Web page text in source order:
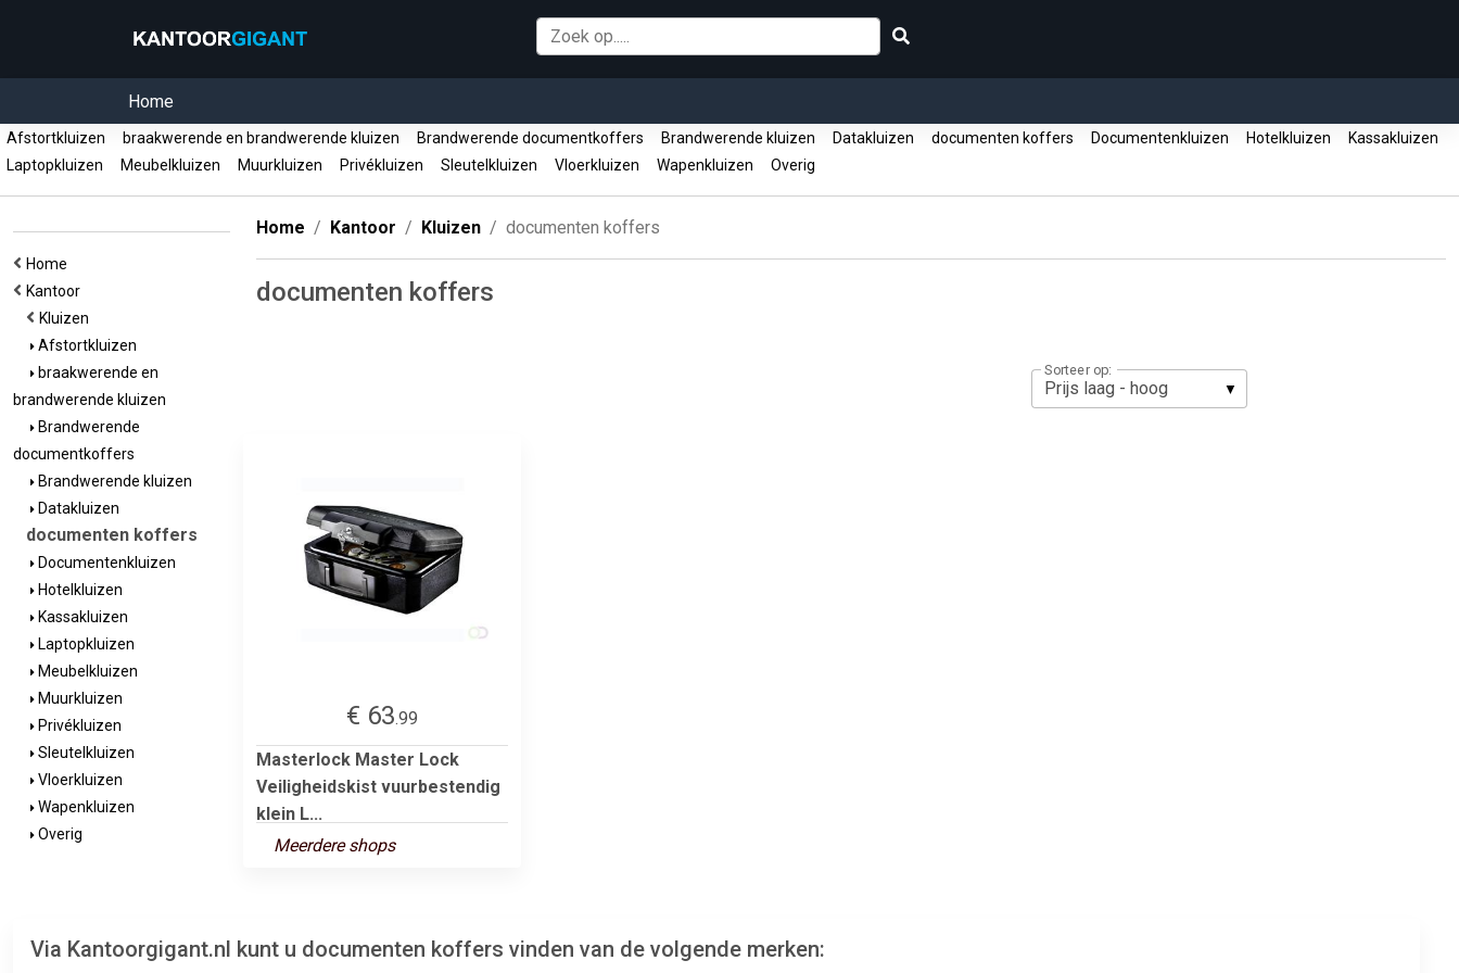
Home
Afstortkluizen braakwerende en brandwerende kluizen Brandwerende documentkoffers Brandwerende kluizen Datakluizen documenten koffers Documentenkluizen Hotelkluizen
Kassakluizen
Laptopkluizen
Meubelkluizen Muurkluizen Privékluizen Sleutelkluizen Vloerkluizen Wapenkluizen Overig
Home
Kantoor
Kluizen
Afstortkluizen
braakwerende en
brandwerende kluizen
Brandwerende
documentkoffers
Brandwerende kluizen
Datakluizen
documenten koffers
Documentenkluizen
Hotelkluizen
Kassakluizen
Laptopkluizen
Meubelkluizen
Muurkluizen
Privékluizen
Sleutelkluizen
Vloerkluizen
Wapenkluizen
Overig
Home Kantoor Kluizen documenten koffers
documenten koffers
Sorteer op:
€ 63.99
Masterlock Master Lock
Veiligheidskist vuurbestendig
klein L...
Meerdere shops
Via Kantoorgigant.nl kunt u documenten koffers vinden van de volgende merken: